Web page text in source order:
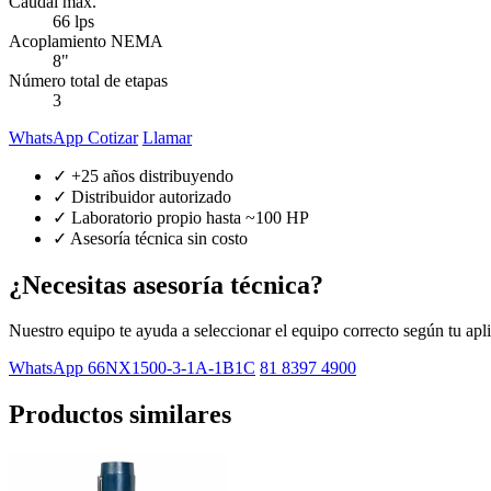
66 lps
Acoplamiento NEMA
8"
Número total de etapas
3
WhatsApp Cotizar Llamar
✓ +25 años distribuyendo
✓ Distribuidor autorizado
✓ Laboratorio propio hasta ~100 HP
✓ Asesoría técnica sin costo
¿Necesitas asesoría técnica?
Nuestro equipo te ayuda a seleccionar el equipo correcto según tu
WhatsApp 66NX1500-3-1A-1B1C 81 8397 4900
Productos similares